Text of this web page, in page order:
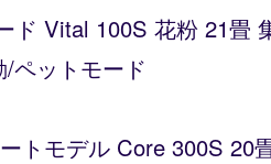
ド Vital 100S 花粉 21畳
ペットモード
トモデル Core 300S